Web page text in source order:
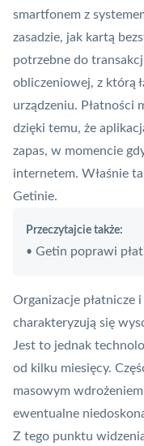
smartfonem z
zasadzie, jak kartą
potrzebne do
obliczeniowej, z którą
urządzeniu. Płatności
dzięki temu, że
zapas, w momencie
internetem. Właśnie
Getinie.
Przeczytajcie także:
• Getin poprawi
Organizacje płatnicze
charakteryzują się
Jest to jednak
od kilku miesięcy.
masowym
ewentualne
Z tego punktu